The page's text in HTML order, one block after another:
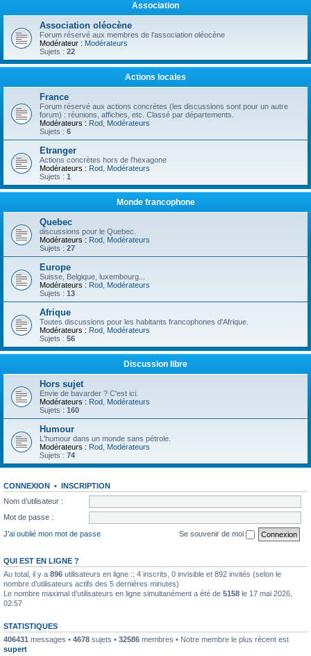
Association
Association oléocène
Forum réservé aux membres de l'association oléocène
Modérateur : Modérateurs
Sujets : 22
Actions locales
France
Forum réservé aux actions concrètes (les discussions sont pour un autre
forum) : réunions, affiches, etc. Classé par départements.
Modérateurs : Rod Modérateurs
Sujets : 6
Etranger
Actions concrètes hors de l'hexagone
Modérateurs : Rod Modérateurs
Sujets : 1
Monde francophone
Quebec
discussions pour le Quebec.
Modérateurs : Rod Modérateurs
Sujets : 27
Europe
Suisse, Belgique, luxembourg...
Modérateurs : Rod Modérateurs
Sujets : 13
Afrique
Toutes discussions pour les habitants francophones d'Afrique.
Modérateurs : Rod Modérateurs
Sujets : 56
Discussion libre
Hors sujet
Envie de bavarder ? C'est ici.
Modérateurs : Rod Modérateurs
Sujets : 160
Humour
L'humour dans un monde sans pétrole.
Modérateurs : Rod Modérateurs
Sujets : 74
CONNEXION • INSCRIPTION
Nom d’utilisateur :
Mot de passe :
J’ai oublié mon mot de passe
Se souvenir de moi
QUI EST EN LIGNE ?
Au total, il y a 896 utilisateurs en ligne :: 4 inscrits, 0 invisible et 892 invités (selon le
nombre d’utilisateurs actifs des 5 dernières minutes)
Le nombre maximal d’utilisateurs en ligne simultanément a été de 5158 le 17 mai 2026,
02:57
STATISTIQUES
406431 messages • 4678 sujets • 32586 membres • Notre membre le plus récent est
supert